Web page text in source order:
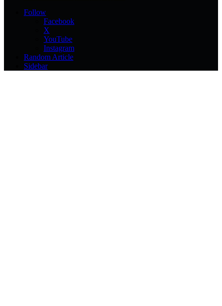
Follow
Facebook
X
YouTube
Instagram
Random Article
Sidebar